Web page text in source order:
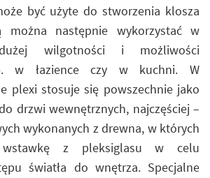
być użyte do stworzenia klosza
następnie wykorzystać w
wilgotności i możliwości
w łazience czy w kuchni. W
plexi stosuje się powszechnie jako
drzwi wewnętrznych, najczęściej –
wykonanych z drewna, w których
wstawkę z pleksiglasu w celu
światła do wnętrza. Specjalne